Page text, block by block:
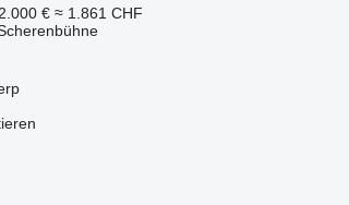
2.000 € ≈ 1.861 CHF